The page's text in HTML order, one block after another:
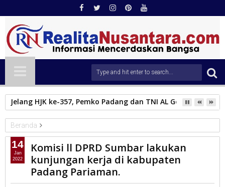
Zigo Rolanda Tinjau Jembatan Kalawi dan Infrastruktur
Beranda
DPRD Sumbar
Komisi ll DPRD Sumbar lakukan kunjungan kerja di kabupaten
Padang Pariaman.
Komisi ll DPRD Sumbar lakukan
kunjungan kerja di kabupaten
Padang Pariaman.
14
Jan
2022